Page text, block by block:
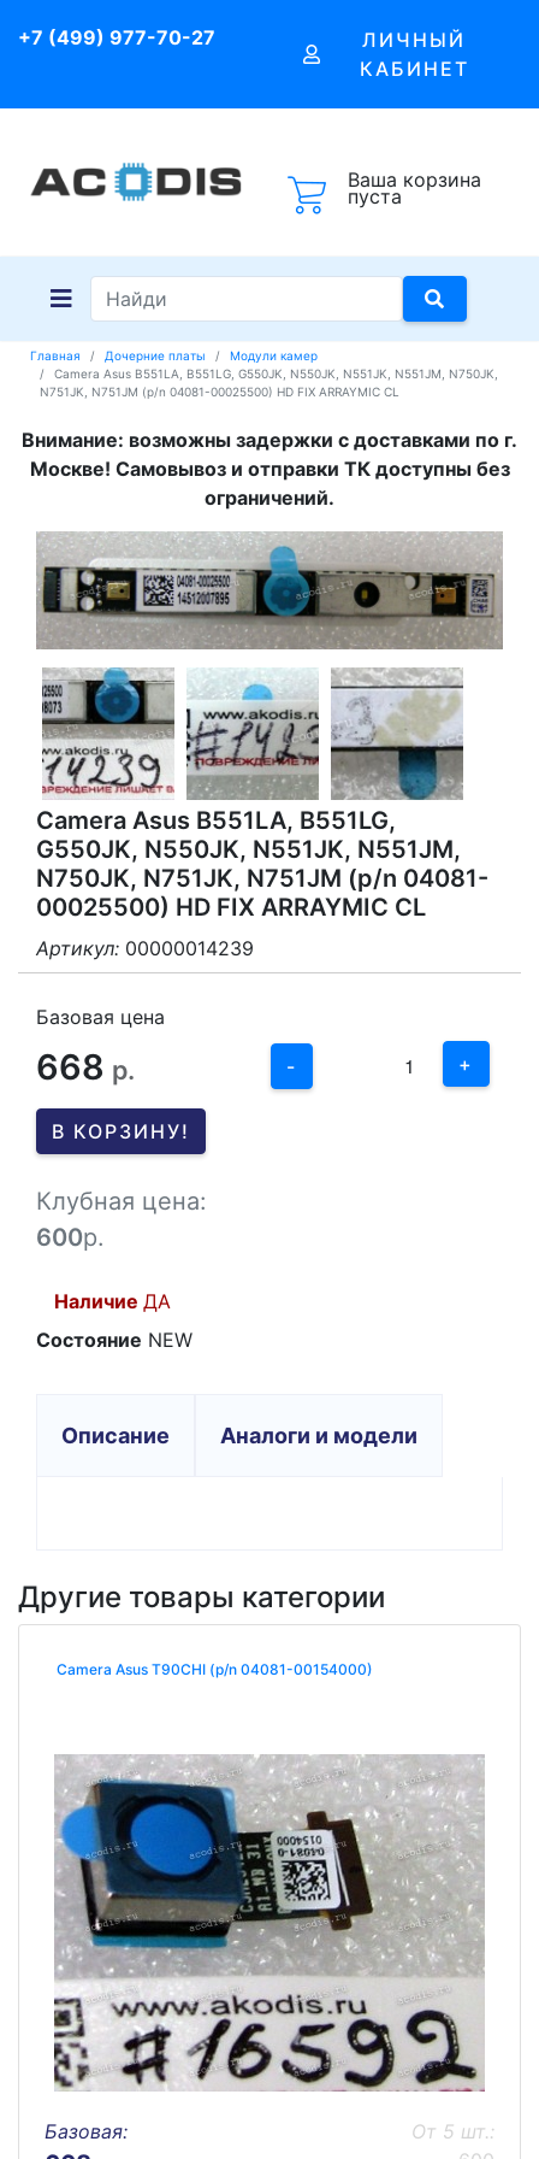
+7 (499) 977-70-27
ЛИЧНЫЙ
КАБИНЕТ
Ваша корзина
пуста
Главная Дочерние платы
Модули камер
Camera Asus B551LA, B551LG, G550JK, N550JK, N551JK, N551JM, N750JK,
N751JK, N751JM (p/n 04081-00025500) HD FIX ARRAYMIC CL
Внимание: возможны задержки с доставками по г.
Москве! Самовывоз и отправки ТК доступны без
ограничений.
Camera Asus B551LA, B551LG,
G550JK, N550JK, N551JK, N551JM,
N750JK, N751JK, N751JM (p/n 04081-
00025500) HD FIX ARRAYMIC CL
Артикул: 00000014239
Базовая цена
668 р. -
3
1
+
В КОРЗИНУ!
Клубная цена:
600р.
Наличие ДА
Состояние NEW
Описание Аналоги и модели
Другие товары категории
Camera Asus T90CHI (p/n 04081-00154000)
Базовая:
От 5 шт.: